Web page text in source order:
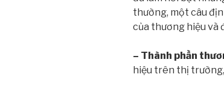
thường, một câu
của thương hiệu và
– Thành phần
hiệu trên thị